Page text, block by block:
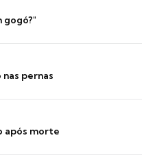
gogó?"
pernas
após morte